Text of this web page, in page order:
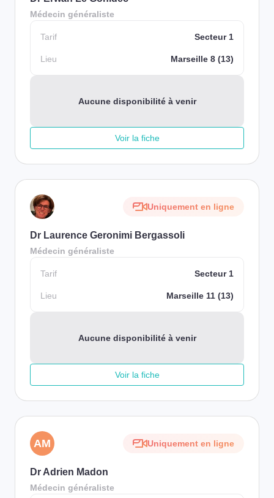
Médecin généraliste
Tarif Secteur 1
Lieu Marseille 8 (13)
Aucune disponibilité à venir
Voir la fiche
Uniquement en ligne
Dr Laurence Geronimi Bergassoli
Médecin généraliste
Tarif Secteur 1
Lieu Marseille 11 (13)
Aucune disponibilité à venir
Voir la fiche
AM Uniquement en ligne
Dr Adrien Madon
Médecin généraliste